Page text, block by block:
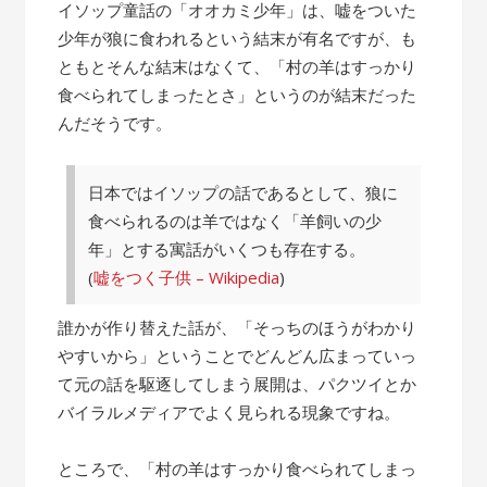
話”
イソップ童話の「オオカミ少年」は、嘘をついた
少年が狼に食われるという結末が有名ですが、も
ともとそんな結末はなくて、「村の羊はすっかり
食べられてしまったとさ」というのが結末だった
んだそうです。
日本ではイソップの話であるとして、狼に
食べられるのは羊ではなく「羊飼いの少
年」とする寓話がいくつも存在する。
(嘘をつく子供 – Wikipedia)
誰かが作り替えた話が、「そっちのほうがわかり
やすいから」ということでどんどん広まっていっ
て元の話を駆逐してしまう展開は、パクツイとか
バイラルメディアでよく見られる現象ですね。
ところで、「村の羊はすっかり食べられてしまっ